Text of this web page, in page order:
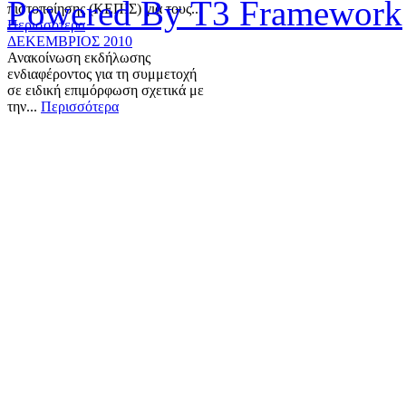
πιστοποίησης (ΚΕΠΙΣ) για τους...
Περισσότερα
ΔΕΚΕΜΒΡΙΟΣ 2010
Ανακοίνωση εκδήλωσης
ενδιαφέροντος για τη συμμετοχή
σε ειδική επιμόρφωση σχετικά με
την... Περισσότερα
Powered By T3 Framework